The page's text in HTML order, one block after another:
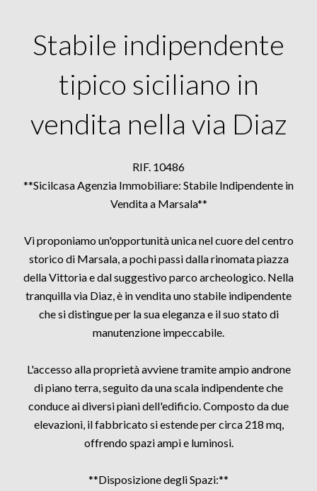
Stabile indipendente
tipico siciliano in
vendita nella via Diaz
RIF. 10486
**Sicilcasa Agenzia Immobiliare: Stabile Indipendente in
Vendita a Marsala**
Vi proponiamo un'opportunità unica nel cuore del centro
storico di Marsala, a pochi passi dalla rinomata piazza
della Vittoria e dal suggestivo parco archeologico. Nella
tranquilla via Diaz, è in vendita uno stabile indipendente
che si distingue per la sua eleganza e il suo stato di
manutenzione impeccabile.
L'accesso alla proprietà avviene tramite ampio androne
di piano terra, seguito da una scala indipendente che
conduce ai diversi piani dell'edificio. Composto da due
elevazioni, il fabbricato si estende per circa 218 mq,
offrendo spazi ampi e luminosi.
**Disposizione degli Spazi:**